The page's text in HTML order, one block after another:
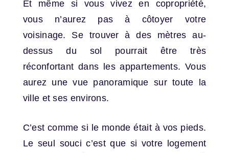
Et même si vous vivez en copropriété,
vous n’aurez pas à côtoyer votre
voisinage. Se trouver à des mètres au-
dessus du sol pourrait être très
réconfortant dans les appartements. Vous
aurez une vue panoramique sur toute la
ville et ses environs.
C’est comme si le monde était à vos pieds.
Le seul souci c’est que si votre logement